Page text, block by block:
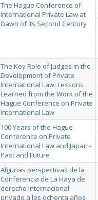
The Hague Conference of
International Private Law at
Dawn of Its Second Century
The Key Role of Judges in the
Development of Private
International Law: Lessons
Learned from the Work of the
Hague Conference on Private
International Law
100 Years of the Hague
Conference on Private
International Law and Japan -
Past and Future
Algunas perspectivas de la
Conferencia de La Haya de
derecho internacional
privado a los ochenta años